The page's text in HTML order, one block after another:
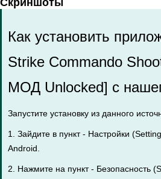
Скриншоты
Как установить
Strike Commando
МОД Unlocked] с
Запустите установку из данного
1. Зайдите в пункт - Настройки
Android.
2. Нажмите на пункт - Безопасность